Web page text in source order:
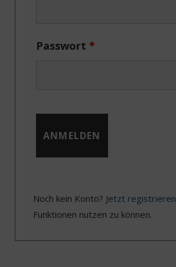
Passwort *
Noch kein Konto? Jetzt registrieren
Funktionen nutzen zu können.